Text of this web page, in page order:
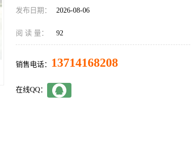
发布日期： 2026-08-06
阅 读 量： 92
销售电话： 13714168208
在线QQ：